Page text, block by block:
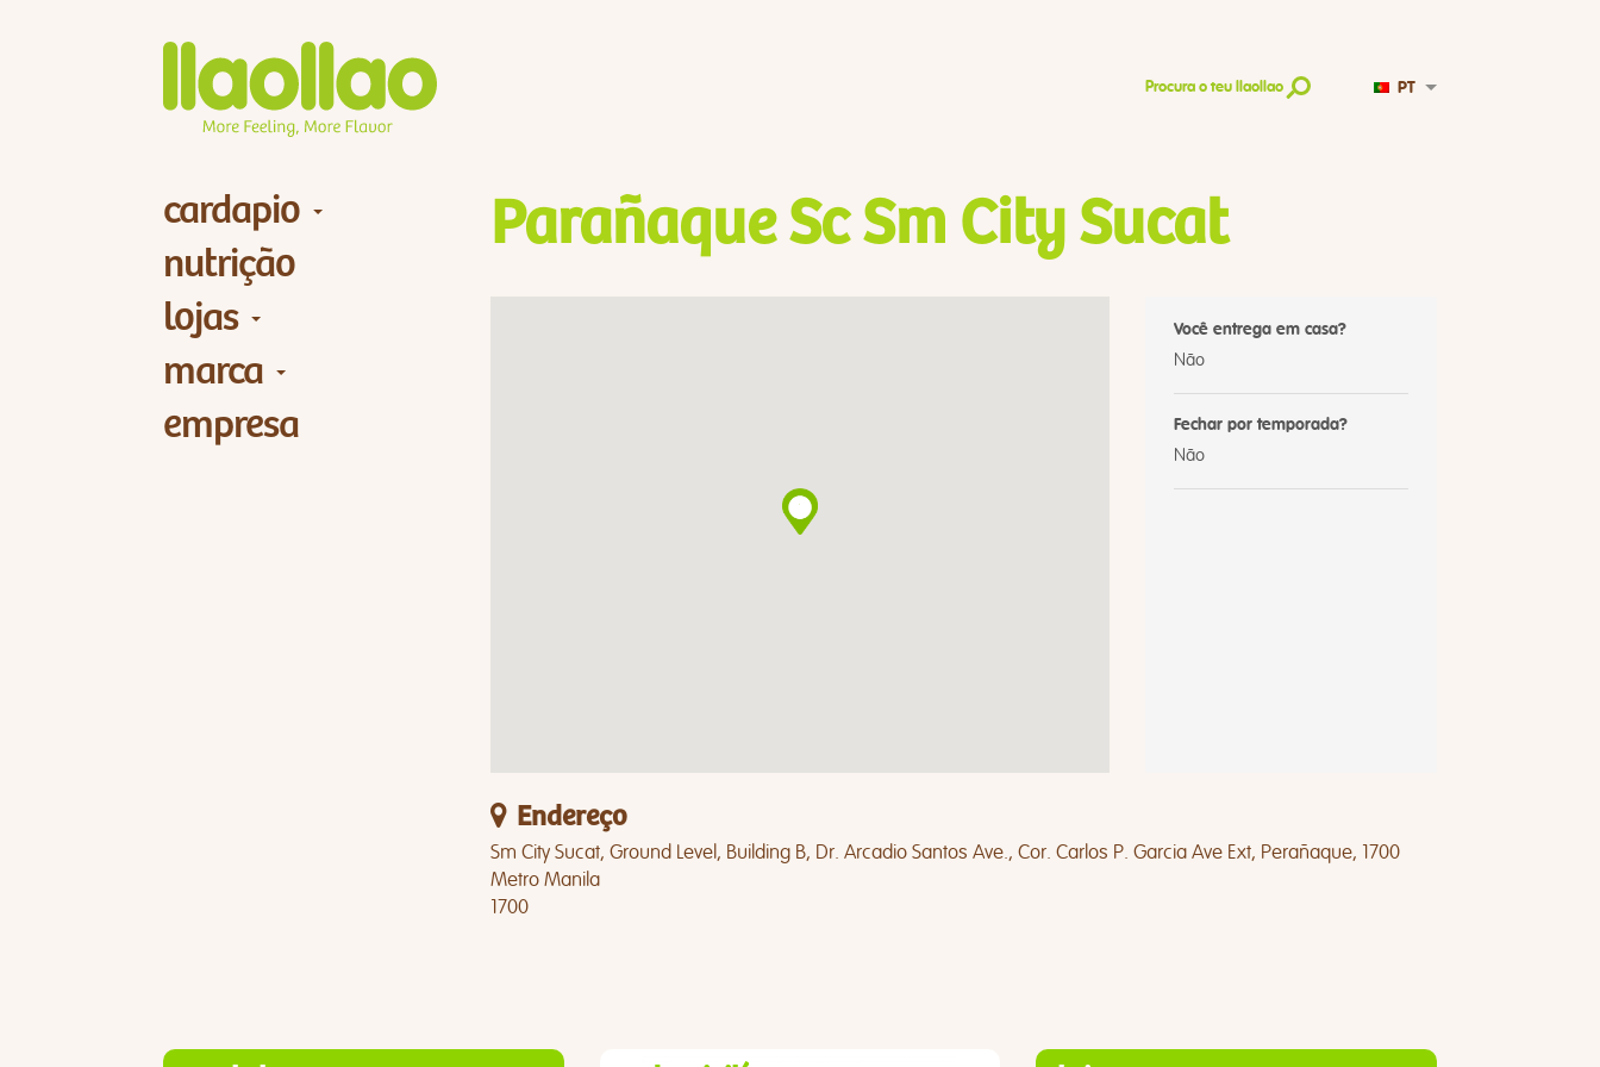
Procura o teu llaollao PT
cardapio
nutrição
lojas
marca
empresa
Parañaque Sc Sm City Sucat
Você entrega em casa?
Não
Fechar por temporada?
Não
Endereço
Sm City Sucat, Ground Level, Building B, Dr. Arcadio Santos Ave., Cor. Carlos P. Garcia Ave Ext, Perañaque, 1700
Metro Manila
1700